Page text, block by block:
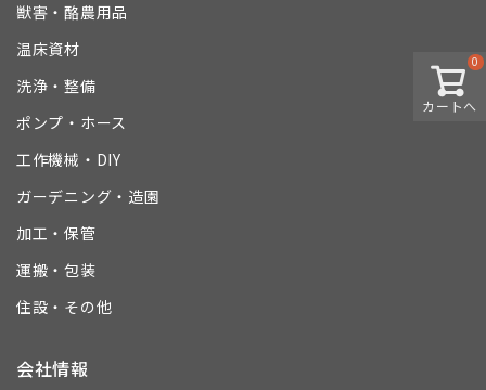
カートへ
0
獣害・酪農用品
温床資材
洗浄・整備
ポンプ・ホース
工作機械・DIY
ガーデニング・造園
加工・保管
運搬・包装
住設・その他
会社情報